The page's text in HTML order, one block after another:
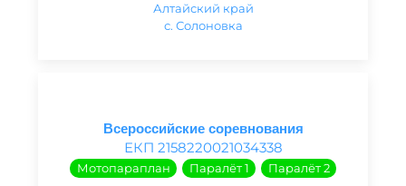
Алтайский край
с. Солоновка
Всероссийские соревнования
ЕКП 2158220021034338
Мотопараплан Паралёт 1 Паралёт 2